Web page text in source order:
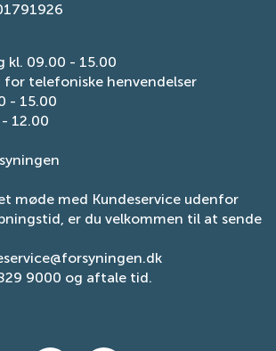
kl. 09.00 - 15.00
for telefoniske henvendelser
- 15.00
12.00
møde med Kundeservice udenfor
er du velkommen til at sende
9000 og aftale tid.